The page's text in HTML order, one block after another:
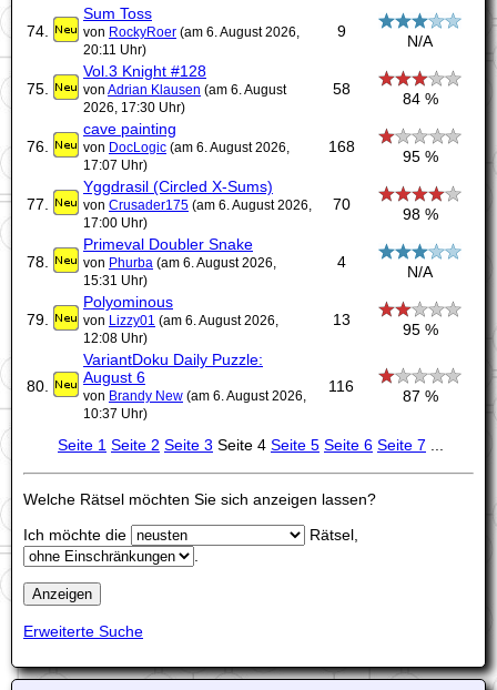
74.
Sum Toss
von RockyRoer (am 6. August 2026,
20:11 Uhr)
9
N/A
75.
Vol.3 Knight #128
von Adrian Klausen (am 6. August
2026, 17:30 Uhr)
58
84 %
76.
cave painting
von DocLogic (am 6. August 2026,
17:07 Uhr)
168
95 %
77.
Yggdrasil (Circled X-Sums)
von Crusader175 (am 6. August 2026,
17:00 Uhr)
70
98 %
78.
Primeval Doubler Snake
von Phurba (am 6. August 2026,
15:31 Uhr)
4
N/A
79.
Polyominous
von Lizzy01 (am 6. August 2026,
12:08 Uhr)
13
95 %
80.
VariantDoku Daily Puzzle:
August 6
von Brandy New (am 6. August 2026,
10:37 Uhr)
116
87 %
Seite 1 Seite 2 Seite 3 Seite 4 Seite 5 Seite 6 Seite 7
Welche Rätsel möchten Sie sich anzeigen lassen?
Ich möchte die
Rätsel,
Erweiterte Suche